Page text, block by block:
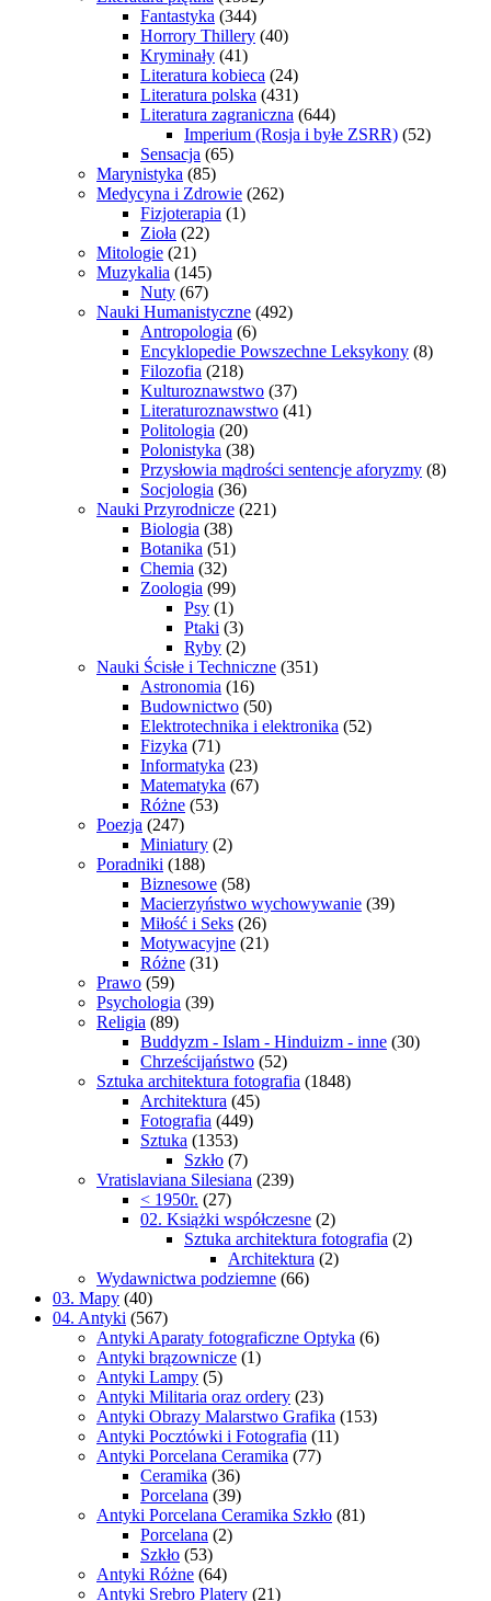
Fantastyka (344)
Horrory Thillery (40)
Kryminały (41)
Literatura kobieca (24)
Literatura polska (431)
Literatura zagraniczna (644)
Imperium (Rosja i byłe ZSRR) (52)
Sensacja (65)
Marynistyka (85)
Medycyna i Zdrowie (262)
Fizjoterapia (1)
Zioła (22)
Mitologie (21)
Muzykalia (145)
Nuty (67)
Nauki Humanistyczne (492)
Antropologia (6)
Encyklopedie Powszechne Leksykony (8)
Filozofia (218)
Kulturoznawstwo (37)
Literaturoznawstwo (41)
Politologia (20)
Polonistyka (38)
Przysłowia mądrości sentencje aforyzmy (8)
Socjologia (36)
Nauki Przyrodnicze (221)
Biologia (38)
Botanika (51)
Chemia (32)
Zoologia (99)
Psy (1)
Ptaki (3)
Ryby (2)
Nauki Ścisłe i Techniczne (351)
Astronomia (16)
Budownictwo (50)
Elektrotechnika i elektronika (52)
Fizyka (71)
Informatyka (23)
Matematyka (67)
Różne (53)
Poezja (247)
Miniatury (2)
Poradniki (188)
Biznesowe (58)
Macierzyństwo wychowywanie (39)
Miłość i Seks (26)
Motywacyjne (21)
Różne (31)
Prawo (59)
Psychologia (39)
Religia (89)
Buddyzm - Islam - Hinduizm - inne (30)
Chrześcijaństwo (52)
Sztuka architektura fotografia (1848)
Architektura (45)
Fotografia (449)
Sztuka (1353)
Szkło (7)
Vratislaviana Silesiana (239)
< 1950r. (27)
02. Książki współczesne (2)
Sztuka architektura fotografia (2)
Architektura (2)
Wydawnictwa podziemne (66)
03. Mapy (40)
04. Antyki (567)
Antyki Aparaty fotograficzne Optyka (6)
Antyki brązownicze (1)
Antyki Lampy (5)
Antyki Militaria oraz ordery (23)
Antyki Obrazy Malarstwo Grafika (153)
Antyki Pocztówki i Fotografia (11)
Antyki Porcelana Ceramika (77)
Ceramika (36)
Porcelana (39)
Antyki Porcelana Ceramika Szkło (81)
Porcelana (2)
Szkło (53)
Antyki Różne (64)
Antyki Srebro Platery (21)